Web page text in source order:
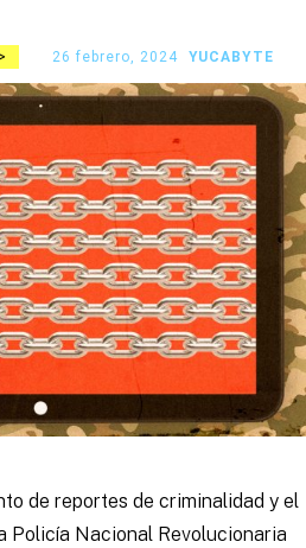
26 febrero, 2024 YUCABYTE
de reportes de criminalidad y el
Policía Nacional Revolucionaria